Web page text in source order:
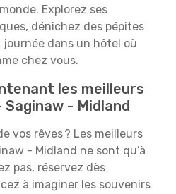
Explorez ses
dénichez des pépites
dans un hôtel où
chez vous.
les meilleurs
- Midland
vos rêves ? Les meilleurs
- Midland ne sont qu’à
pas, réservez dès
à imaginer les souvenirs